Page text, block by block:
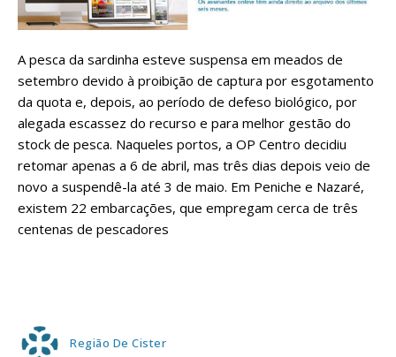
A pesca da sardinha esteve suspensa em meados de
setembro devido à proibição de captura por esgotamento
da quota e, depois, ao período de defeso biológico, por
alegada escassez do recurso e para melhor gestão do
stock de pesca. Naqueles portos, a OP Centro decidiu
retomar apenas a 6 de abril, mas três dias depois veio de
novo a suspendê-la até 3 de maio. Em Peniche e Nazaré,
existem 22 embarcações, que empregam cerca de três
centenas de pescadores
Região De Cister